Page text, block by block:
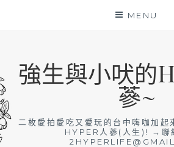
MENU
強生與小吠的
蔘~
二枚愛拍愛吃又愛玩的台中嗨咖加起
HYPER人蔘(人生)! →聯